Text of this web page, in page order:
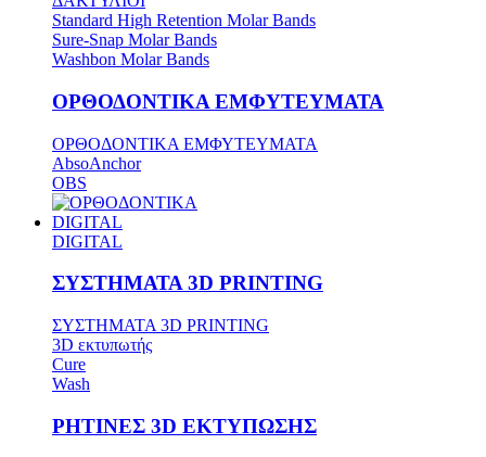
Standard High Retention Molar Bands
Sure-Snap Molar Bands
Washbon Molar Bands
ΟΡΘΟΔΟΝΤΙΚΑ ΕΜΦΥΤΕΥΜΑΤΑ
ΟΡΘΟΔΟΝΤΙΚΑ ΕΜΦΥΤΕΥΜΑΤΑ
AbsoAnchor
OBS
DIGITAL
DIGITAL
ΣΥΣΤΗΜΑΤΑ 3D PRINTING
ΣΥΣΤΗΜΑΤΑ 3D PRINTING
3D εκτυπωτής
Cure
Wash
ΡΗΤΙΝΕΣ 3D ΕΚΤΥΠΩΣΗΣ